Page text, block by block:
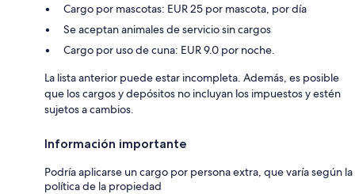
Cargo por mascotas: EUR 25 por mascota, por día
Se aceptan animales de servicio sin cargos
Cargo por uso de cuna: EUR 9.0 por noche.
La lista anterior puede estar incompleta. Además, es posible
que los cargos y depósitos no incluyan los impuestos y estén
sujetos a cambios.
Información importante
Podría aplicarse un cargo por persona extra, que varía según la
política de la propiedad